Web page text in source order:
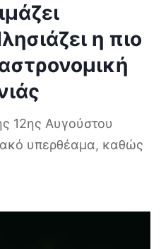
η πιο
12ης Αυγούστου
υπερθέαμα, καθώς